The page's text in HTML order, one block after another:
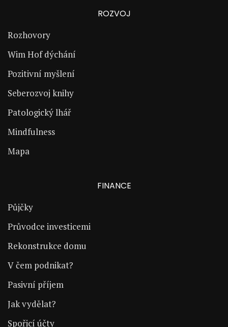
ROZVOJ
Rozhovory
Wim Hof dýchání
Pozitivní myšlení
Seberozvoj knihy
Patologický lhář
Mindfulness
Mapa
FINANCE
Půjčky
Průvodce investicemi
Rekonstrukce domu
V čem podnikat?
Pasivní příjem
Jak vydělat?
Spořicí účty